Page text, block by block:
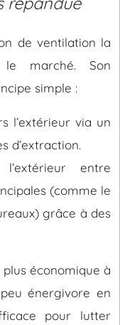
de ventilation la
marché. Son
simple :
l’extérieur via un
d’extraction.
entre
(comme le
grâce à des
économique à
énergivore en
pour lutter